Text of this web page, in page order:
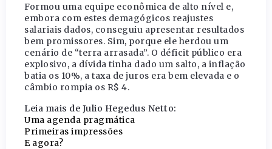
Formou uma equipe econômica de alto nível e,
embora com estes demagógicos reajustes
salariais dados, conseguiu apresentar resultados
bem promissores. Sim, porque ele herdou um
cenário de “terra arrasada”. O déficit público era
explosivo, a dívida tinha dado um salto, a inflação
batia os 10%, a taxa de juros era bem elevada e o
câmbio rompia os R$ 4.
Leia mais de Julio Hegedus Netto:
Uma agenda pragmática
Primeiras impressões
E agora?